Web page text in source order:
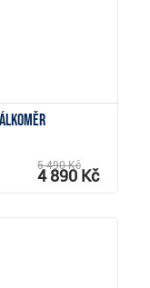
5 490 Kč
4 890 Kč